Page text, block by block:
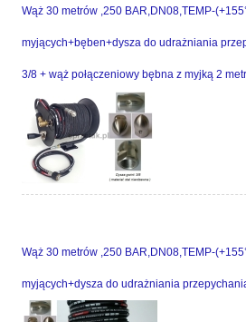
Wąż 30 metrów ,250 BAR,DN08,TEMP-
myjących+bęben+dysza do udrażniania
3/8 + wąż połączeniowy bębna z myjką 2
Wąż 30 metrów ,250 BAR,DN08,TEMP-
myjących+dysza do udrażniania